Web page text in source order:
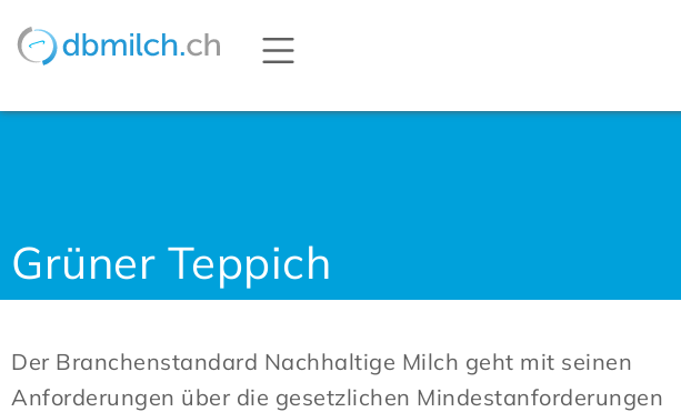
Grüner Teppich
Der Branchenstandard Nachhaltige Milch geht mit seinen
Anforderungen über die gesetzlichen Mindestanforderungen